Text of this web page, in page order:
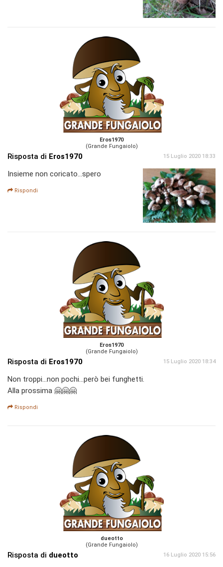
Eros1970
(Grande Fungaiolo)
Risposta di Eros1970 15 Luglio 2020 18:33
Insieme non coricato...spero
Rispondi
Eros1970
(Grande Fungaiolo)
Risposta di Eros1970 15 Luglio 2020 18:34
Non troppi...non pochi...però bei funghetti.
Alla prossima 🤗🤗🤗
Rispondi
dueotto
(Grande Fungaiolo)
Risposta di dueotto 16 Luglio 2020 15:56